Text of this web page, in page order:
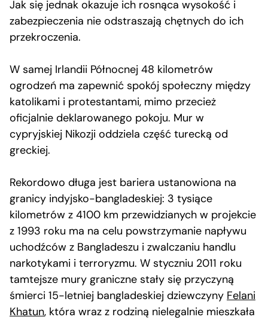
Jak się jednak okazuje ich rosnąca wysokość i
zabezpieczenia nie odstraszają chętnych do ich
przekroczenia.
W samej Irlandii Północnej 48 kilometrów
ogrodzeń ma zapewnić spokój społeczny między
katolikami i protestantami, mimo przecież
oficjalnie deklarowanego pokoju. Mur w
cypryjskiej Nikozji oddziela część turecką od
greckiej.
Rekordowo długa jest bariera ustanowiona na
granicy indyjsko-bangladeskiej: 3 tysiące
kilometrów z 4100 km przewidzianych w projekcie
z 1993 roku ma na celu powstrzymanie napływu
uchodźców z Bangladeszu i zwalczaniu handlu
narkotykami i terroryzmu. W styczniu 2011 roku
tamtejsze mury graniczne stały się przyczyną
śmierci 15-letniej bangladeskiej dziewczyny Felani
Khatun, która wraz z rodziną nielegalnie mieszkała